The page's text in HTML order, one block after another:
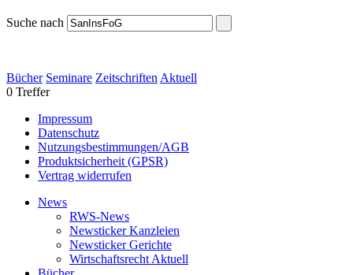
Suche nach
Bücher Seminare ZeitschriftenAktuell
0 Treffer
Impressum
Datenschutz
Nutzungsbestimmungen/AGB
Produktsicherheit (GPSR)
Vertrag widerrufen
News
RWS-News
Newsticker Kanzleien
Newsticker Gerichte
Wirtschaftsrecht Aktuell